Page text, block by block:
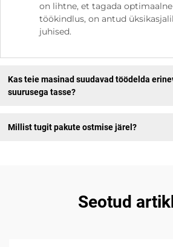
on lihtne, et tagada optimaalne
töökindlus, on antud
juhised.
Kas teie masinad suudavad töödelda
suurusega tasse?
Millist tugit pakute ostmise järel?
Seotud